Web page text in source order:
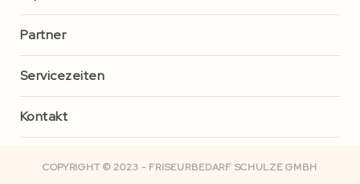
Partner
Servicezeiten
Kontakt
COPYRIGHT © 2023 - FRISEURBEDARF SCHULZE GMBH